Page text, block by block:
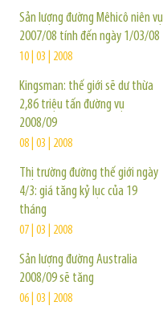
Sản lượng đường Mêhicô niên vụ
2007/08 tính đến ngày 1/03/08
10 | 03 | 2008
Kingsman: thế giới sẽ dư thừa
2,86 triệu tấn đường vụ
2008/09
08 | 03 | 2008
Thị trường đường thế giới ngày
4/3: giá tăng kỷ lục của 19
tháng
07 | 03 | 2008
Sản lượng đường Australia
2008/09 sẽ tăng
06 | 03 | 2008